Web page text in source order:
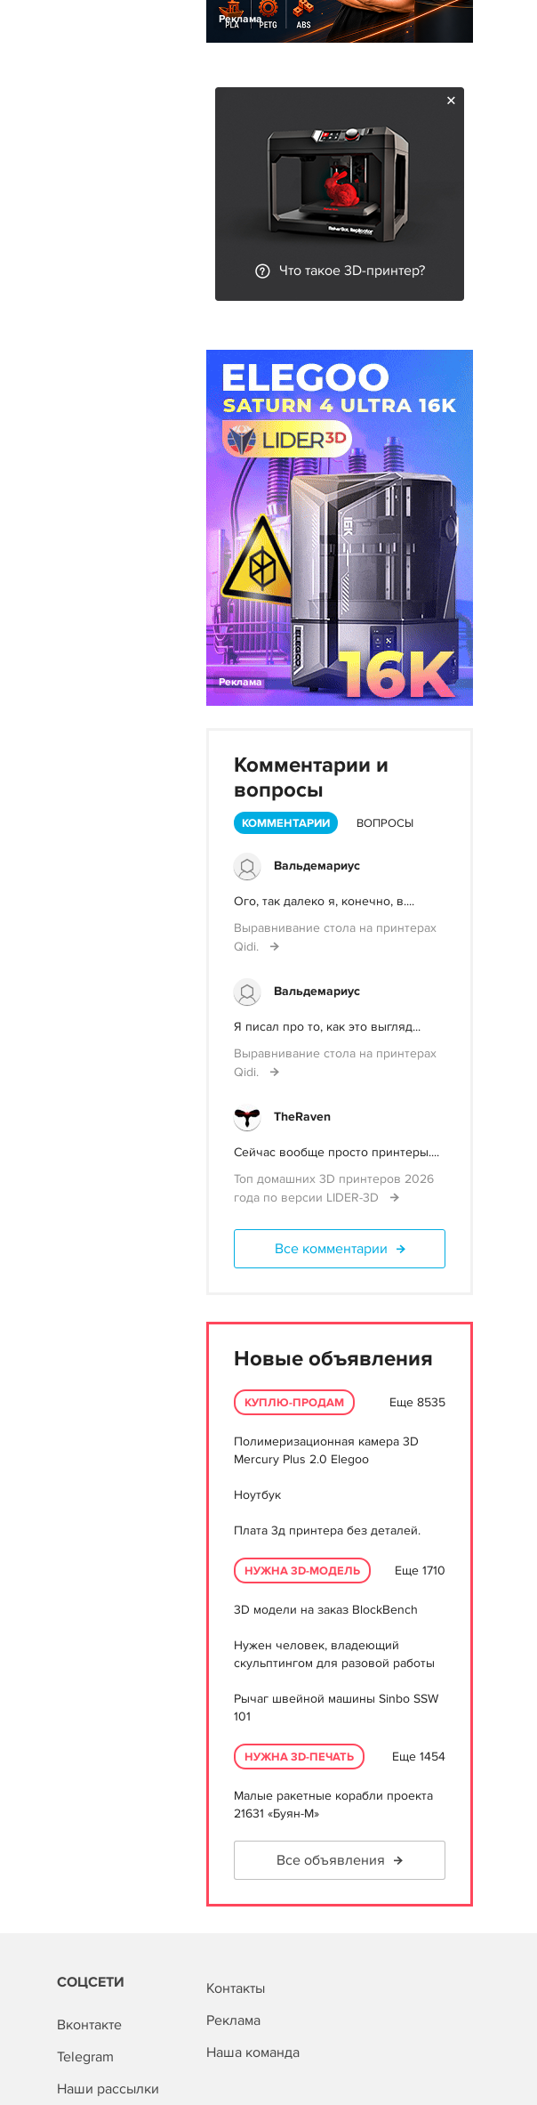
Реклама
Что такое 3D-принтер?
Реклама
Комментарии и
вопросы
КОММЕНТАРИИ ВОПРОСЫ
Вальдемариус
Ого, так далеко я, конечно, в....
Выравнивание стола на принтерах
Qidi.
Вальдемариус
Я писал про то, как это выгляд...
Выравнивание стола на принтерах
Qidi.
TheRaven
Сейчас вообще просто принтеры....
Топ домашних 3D принтеров 2026
года по версии LIDER-3D
Все комментарии
Новые объявления
КУПЛЮ-ПРОДАМ Еще 8535
Полимеризационная камера 3D
Mercury Plus 2.0 Elegoo
Ноутбук
Плата 3д принтера без деталей.
НУЖНА 3D-МОДЕЛЬ Еще 1710
3D модели на заказ BlockBench
Нужен человек, владеющий
скульптингом для разовой работы
Рычаг швейной машины Sinbo SSW
101
НУЖНА 3D-ПЕЧАТЬ Еще 1454
Малые ракетные корабли проекта
21631 «Буян-М»
Все объявления
СОЦСЕТИ
Вконтакте
Telegram
Наши рассылки
Контакты
Реклама
Наша команда